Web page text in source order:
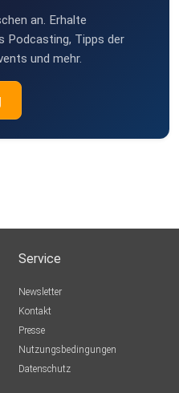
an. Erhalte
Podcasting, Tipps der
und mehr.
Service
Newsletter
Kontakt
Presse
Nutzungsbedingungen
Datenschutz